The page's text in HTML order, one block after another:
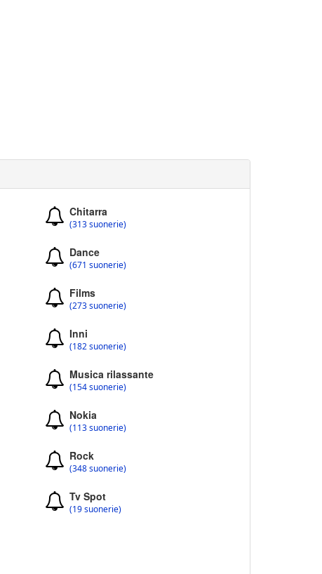
Chitarra
(313 suonerie)
Dance
(671 suonerie)
Films
(273 suonerie)
Inni
(182 suonerie)
Musica rilassante
(154 suonerie)
Nokia
(113 suonerie)
Rock
(348 suonerie)
Tv Spot
(19 suonerie)